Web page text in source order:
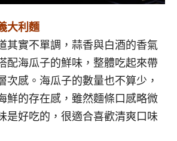
大利麵
其實不單調，蒜香與白酒的香氣
配海瓜子的鮮味，整體吃起來帶
次感。海瓜子的數量也不算少，
鮮的存在感，雖然麵條口感略微
是好吃的，很適合喜歡清爽口味